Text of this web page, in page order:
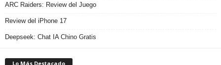
ARC Raiders: Review del Juego
Review del iPhone 17
Deepseek: Chat IA Chino Gratis
Lo Más Destacado